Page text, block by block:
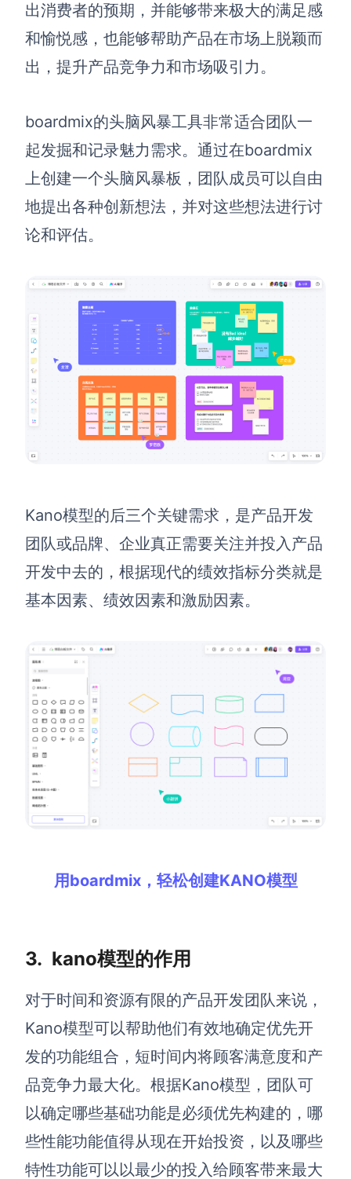
出消费者的预期，并能够带来极大的满足感
和愉悦感，也能够帮助产品在市场上脱颖而
出，提升产品竞争力和市场吸引力。
boardmix的头脑风暴工具非常适合团队一
起发掘和记录魅力需求。通过在boardmix
上创建一个头脑风暴板，团队成员可以自由
地提出各种创新想法，并对这些想法进行讨
论和评估。
Kano模型的后三个关键需求，是产品开发
团队或品牌、企业真正需要关注并投入产品
开发中去的，根据现代的绩效指标分类就是
基本因素、绩效因素和激励因素。
用boardmix，轻松创建KANO模型
3. kano模型的作用
对于时间和资源有限的产品开发团队来说，
Kano模型可以帮助他们有效地确定优先开
发的功能组合，短时间内将顾客满意度和产
品竞争力最大化。根据Kano模型，团队可
以确定哪些基础功能是必须优先构建的，哪
些性能功能值得从现在开始投资，以及哪些
特性功能可以以最少的投入给顾客带来最大